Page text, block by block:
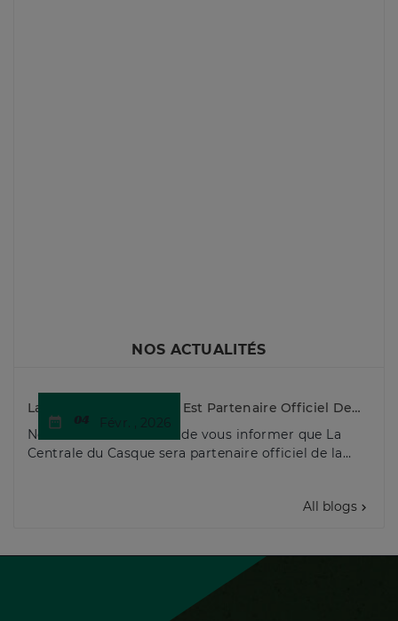
NOS ACTUALITÉS
date_range 04 Févr. , 2026
La Centrale Du Casque Est Partenaire Officiel De
L'Enduropale Du Touquet 2026
Nous sommes heureux de vous informer que La
Centrale du Casque sera partenaire officiel de la
All blogs 